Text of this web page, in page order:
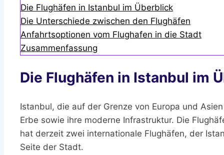
Die Flughäfen in Istanbul im Überblick
Die Unterschiede zwischen den Flughäfen
Anfahrtsoptionen vom Flughafen in die Stadt
Zusammenfassung
Die Flughäfen in Istanbul im
Istanbul, die auf der Grenze von Europa und
Erbe sowie ihre moderne Infrastruktur. Die
hat derzeit zwei internationale Flughäfen, der
Seite der Stadt.